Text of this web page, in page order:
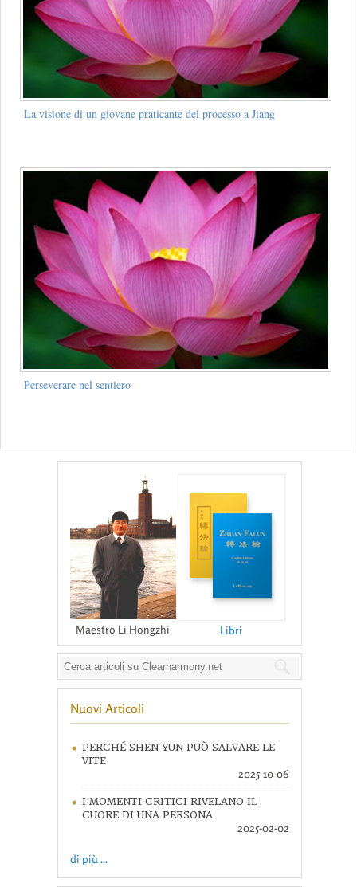
La visione di un giovane praticante del processo a Jiang
Perseverare nel sentiero
Maestro Li Hongzhi Libri
Nuovi Articoli
PERCHÉ SHEN YUN PUÒ SALVARE LE
VITE
2025-10-06
I MOMENTI CRITICI RIVELANO IL
CUORE DI UNA PERSONA
2025-02-02
di più ...